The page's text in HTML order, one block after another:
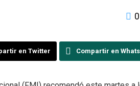
0
en Twitter Compartir en